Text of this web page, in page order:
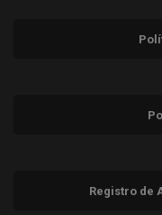
Registro de